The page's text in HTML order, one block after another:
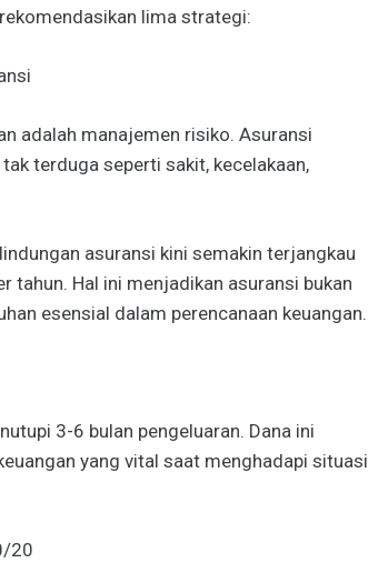
lima strategi:
adalah manajemen risiko. Asuransi
terduga seperti sakit, kecelakaan,
asuransi kini semakin terjangkau
tahun. Hal ini menjadikan asuransi bukan
esensial dalam perencanaan keuangan.
3-6 bulan pengeluaran. Dana ini
yang vital saat menghadapi situasi
20